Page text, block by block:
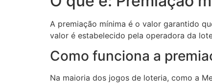
A premiação mínima é o valor garantido
valor é estabelecido pela operadora da
Como funciona a
Na maioria dos jogos de loteria, como a